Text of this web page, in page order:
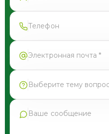
Выберите тему
Продукция Фармгрупп
Форма